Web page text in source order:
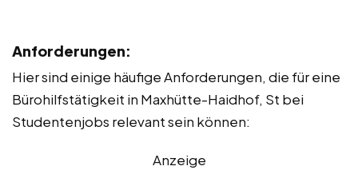
Anforderungen:
Hier sind einige häufige Anforderungen, die für eine
Bürohilfstätigkeit in Maxhütte-Haidhof, St bei
Studentenjobs relevant sein können:
Anzeige